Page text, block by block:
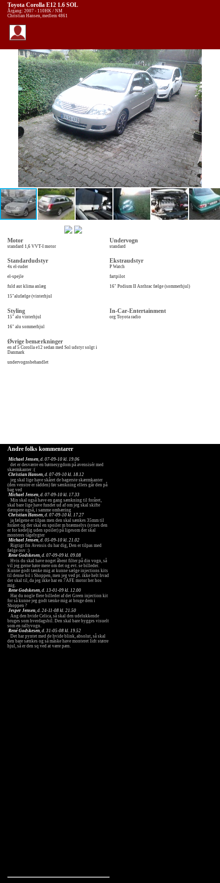
Toyota Corolla E12 1.6 SOL
Årgang: 2007 - 110HK / NM
Christian Hansen, medlem 4861
Motor
standard 1,6 VVT-I motor
Undervogn
standard
Standardudstyr
4x el-ruder
el-spejle
fuld aut klima anlæg
15"alufælge (vinterhjul
Ekstraudstyr
P Watch
fartpilot
16" Podium II Anthrac fælge (sommerhjul)
Styling
15" alu vinterhjul
16" alu sommerhjul
In-Car-Entertainment
org Toyota radio
Øvrige bemærkninger
en af 5 Corolla e12 sedan med Sol udstyr solgt i
Danmark
undervognsbehandlet
Andre folks kommentarer
Michael Jensen, d. 07-09-10 kl. 19.06
det er desværre en børnesygdom på avensisér med
skærmkanter :(
Christian Hansen, d. 07-09-10 kl. 18.12
jeg skal lige have skåret de bagerste skærmkanter
(den venstre er rådden) før sænkning ellers går den på
bag ved
Michael Jensen, d. 07-09-10 kl. 17.33
Min skal også have en gang sænkning til foråret,
skal bare lige have fundet ud af om jeg skal skifte
dæmpere også, i samme ombæring
Christian Hansen, d. 07-09-10 kl. 17.27
ja fælgene er tilpas men den skal sænkes 35mm til
foråret og der skal en spoiler m bræmselys (synes den
er for kedelig uden spoiler) på ligesom der skal
monteres tågelygter
Michael Jensen, d. 05-09-10 kl. 21.02
Rigtigt fin Avensis du har dig, Den er tilpas med
fælge osv :)
Rene Godskesen, d. 07-09-09 kl. 09.08
Hvis du skal have noget åbent filter på din vogn, så
vil jeg gerne høre mere om det og evt. se billeder.
Kunne godt tænke mig at kunne sælge injections kits
til denne bil i Shoppen, men jeg ved pt. ikke helt hvad
der skal til, da jeg ikke har en 7AFE motor her hos
mig.
Rene Godskesen, d. 13-01-09 kl. 12.00
Har du nogle flere billeder af det Green injection kit
for så kunne jeg godt tænke mig at bruge dem i
Shoppen ?
Jesper Jensen, d. 24-11-08 kl. 21.50
Ang den hvide Celica, så skal den udelukkende
bruges som hverdagsbil. Den skal bare bygges visuelt
som en rallyvogn.
René Godskesen, d. 31-05-08 kl. 19.52
Det har pyntet med de hvide blink, absolut, så skal
den bare sænkes og så måske have monteret lidt større
hjul, så er den sq ved at være pæn.